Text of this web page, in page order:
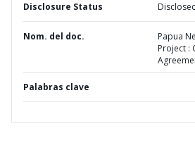
Disclosure Status
Nom. del doc.
Papua
Project :
Palabras clave